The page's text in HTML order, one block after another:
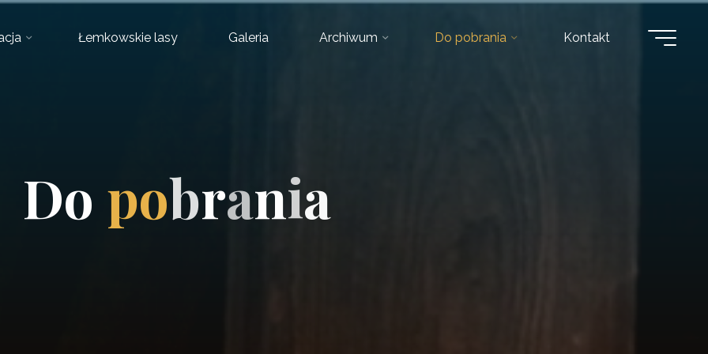
Łemkowskie lasy Galeria Archiwum Do pobrania Kontakt
Do pobra
ania
a